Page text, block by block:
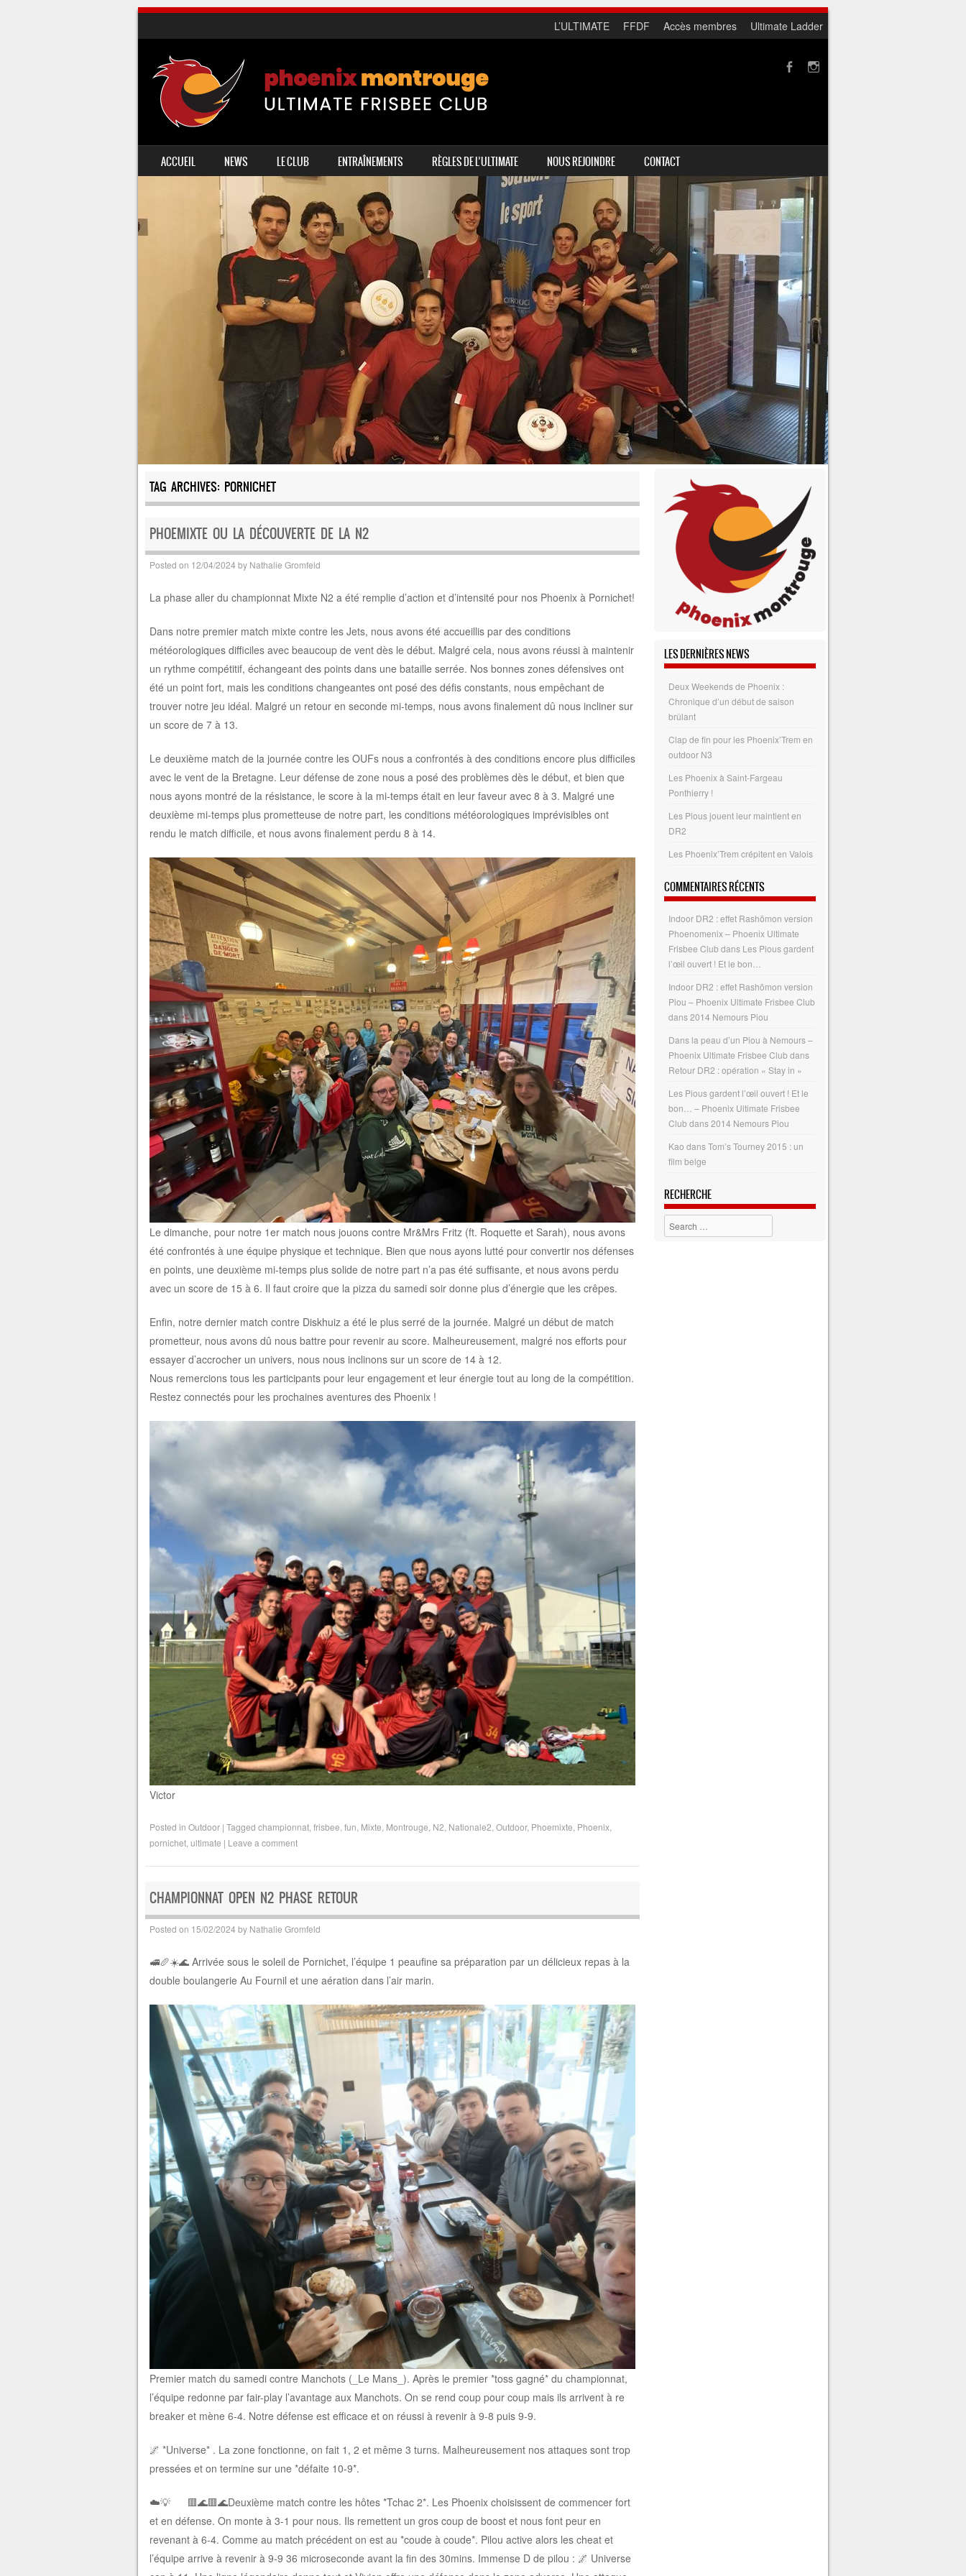
L’ULTIMATE FFDF Accès membres Ultimate Ladder
MENU
SKIP TO CONTENT
ACCUEIL NEWS LE CLUB ENTRAÎNEMENTS RÈGLES DE L’ULTIMATE NOUS REJOINDRE CONTACT
TAG ARCHIVES: PORNICHET
PHOEMIXTE OU LA DÉCOUVERTE DE LA N2
Posted on 12/04/2024 by Nathalie Gromfeld
La phase aller du championnat Mixte N2 a été remplie d’action et d’intensité pour nos Phoenix à Pornichet!
Dans notre premier match mixte contre les Jets, nous avons été accueillis par des conditions
météorologiques difficiles avec beaucoup de vent dès le début. Malgré cela, nous avons réussi à maintenir
un rythme compétitif, échangeant des points dans une bataille serrée. Nos bonnes zones défensives ont
été un point fort, mais les conditions changeantes ont posé des défis constants, nous empêchant de
trouver notre jeu idéal. Malgré un retour en seconde mi-temps, nous avons finalement dû nous incliner sur
un score de 7 à 13.
Le deuxième match de la journée contre les OUFs nous a confrontés à des conditions encore plus difficiles
avec le vent de la Bretagne. Leur défense de zone nous a posé des problèmes dès le début, et bien que
nous ayons montré de la résistance, le score à la mi-temps était en leur faveur avec 8 à 3. Malgré une
deuxième mi-temps plus prometteuse de notre part, les conditions météorologiques imprévisibles ont
rendu le match difficile, et nous avons finalement perdu 8 à 14.
Le dimanche, pour notre 1er match nous jouons contre Mr&Mrs Fritz (ft. Roquette et Sarah), nous avons
été confrontés à une équipe physique et technique. Bien que nous ayons lutté pour convertir nos défenses
en points, une deuxième mi-temps plus solide de notre part n’a pas été suffisante, et nous avons perdu
avec un score de 15 à 6. Il faut croire que la pizza du samedi soir donne plus d’énergie que les crêpes.
Enfin, notre dernier match contre Diskhuiz a été le plus serré de la journée. Malgré un début de match
prometteur, nous avons dû nous battre pour revenir au score. Malheureusement, malgré nos efforts pour
essayer d’accrocher un univers, nous nous inclinons sur un score de 14 à 12.
Nous remercions tous les participants pour leur engagement et leur énergie tout au long de la compétition.
Restez connectés pour les prochaines aventures des Phoenix !
Victor
Posted in Outdoor | Tagged championnat, frisbee fun Mixte Montrouge N2 Nationale2 Outdoor, Phoemixte Phoenix,
pornichet, ultimate | Leave a comment
CHAMPIONNAT OPEN N2 PHASE RETOUR
Posted on 15/02/2024 by Nathalie Gromfeld
🚅🥖☀️🌊 Arrivée sous le soleil de Pornichet, l’équipe 1 peaufine sa préparation par un délicieux repas à la
double boulangerie Au Fournil et une aération dans l’air marin.
Premier match du samedi contre Manchots (_Le Mans_). Après le premier *toss gagné* du championnat,
l’équipe redonne par fair-play l’avantage aux Manchots. On se rend coup pour coup mais ils arrivent à re
breaker et mène 6-4. Notre défense est efficace et on réussi à revenir à 9-8 puis 9-9.
🌌 *Universe* . La zone fonctionne, on fait 1, 2 et même 3 turns. Malheureusement nos attaques sont trop
pressées et on termine sur une *défaite 10-9*.
☁️💡 🟥🌊🟥🌊Deuxième match contre les hôtes *Tchac 2*. Les Phoenix choisissent de commencer fort
et en défense. On monte à 3-1 pour nous. Ils remettent un gros coup de boost et nous font peur en
revenant à 6-4. Comme au match précédent on est au *coude à coude*. Pilou active alors les cheat et
l’équipe arrive à revenir à 9-9 36 microseconde avant la fin des 30mins. Immense D de pilou : 🌌 Universe
LES DERNIÈRES NEWS
Deux Weekends de Phoenix :
Chronique d’un début de saison
brûlant
Clap de fin pour les Phoenix’Trem en
outdoor N3
Les Phoenix à Saint-Fargeau
Ponthierry !
Les Pious jouent leur maintient en
DR2
Les Phoenix’Trem crépitent en Valois
COMMENTAIRES RÉCENTS
Indoor DR2 : effet Rashōmon version
Phoenomenix – Phoenix Ultimate
Frisbee Club dans Les Pious gardent
l’œil ouvert ! Et le bon…
Indoor DR2 : effet Rashōmon version
Piou – Phoenix Ultimate Frisbee Club
dans2014 Nemours Piou
Dans la peau d’un Piou à Nemours –
Phoenix Ultimate Frisbee Club dans
Retour DR2 : opération « Stay in »
Les Pious gardent l’œil ouvert ! Et le
bon… – Phoenix Ultimate Frisbee
Club dans2014 Nemours Piou
Kao dansTom’s Tourney 2015 : un
film belge
RECHERCHE
Search